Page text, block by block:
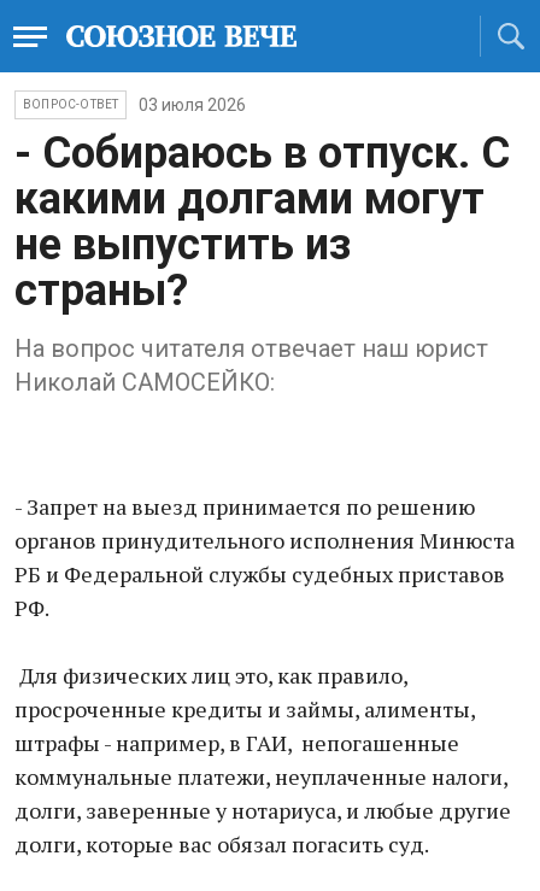
ВОПРОС-ОТВЕТ 03 июля 2026
- Cобираюсь в отпуск. C
какими долгами могут
не выпустить из
страны?
На вопрос читателя отвечает наш юрист
Николай САМОСЕЙКО:
- Запрет на выезд принимается по решению
органов принудительного исполнения Минюста
РБ и Федеральной службы судебных приставов
РФ.
Для физических лиц это, как правило,
просроченные кредиты и займы, алименты,
штрафы - например, в ГАИ, непогашенные
коммунальные платежи, неуплаченные налоги,
долги, заверенные у нотариуса, и любые другие
долги, которые вас обязал погасить суд.